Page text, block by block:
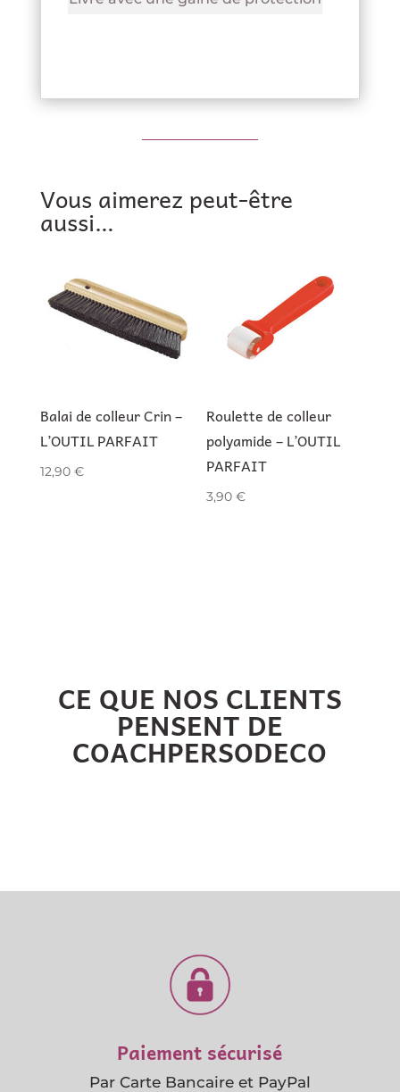
Vous aimerez peut-être
aussi…
Balai de colleur Crin –
L’OUTIL PARFAIT
12,90 €
Roulette de colleur
polyamide – L’OUTIL
PARFAIT
3,90€
CE QUE NOS CLIENTS
PENSENT DE
COACHPERSODECO
Paiement sécurisé
Par Carte Bancaire et PayPal